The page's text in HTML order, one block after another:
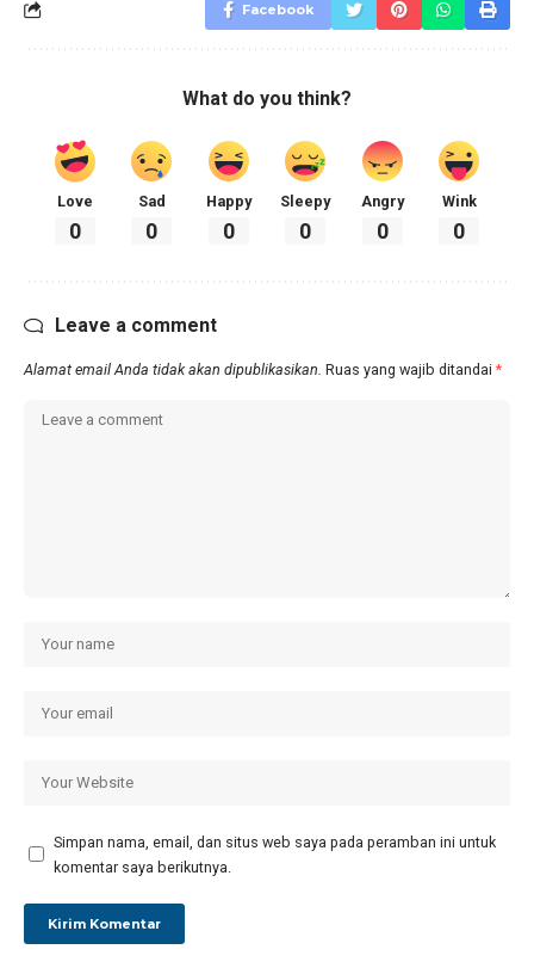
Facebook
What do you think?
Love
0
Sad
0
Happy
0
Sleepy
0
Angry
0
Wink
0
Leave a comment
Alamat email Anda tidak akan dipublikasikan. Ruas yang wajib ditandai *
Simpan nama, email, dan situs web saya pada peramban ini untuk
komentar saya berikutnya.